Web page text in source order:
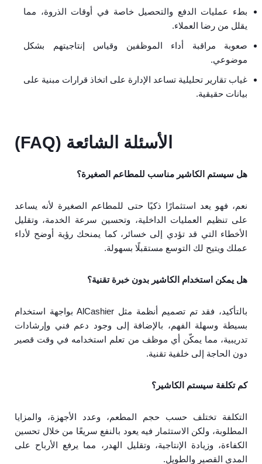
بطء عمليات الدفع والتحصيل خاصة في أوقات الذروة، مما
يقلل من رضا العملاء.
صعوبة مراقبة أداء الموظفين وقياس إنتاجيتهم بشكل
موضوعي.
غياب تقارير تحليلية تساعد الإدارة على اتخاذ قرارات مبنية على
بيانات حقيقية.
الأسئلة الشائعة (FAQ)
هل سيستم الكاشير مناسب للمطاعم الصغيرة؟
نعم، فهو يعد استثمارًا ذكيًا حتى للمطاعم الصغيرة لأنه يساعد
على تنظيم العمليات الداخلية، وتحسين سرعة الخدمة، وتقليل
الأخطاء التي قد تؤدي إلى خسائر، كما يمنحك رؤية أوضح لأداء
عملك ويتيح لك التوسع مستقبلًا بسهولة.
هل يمكن استخدام الكاشير بدون خبرة تقنية؟
بالتأكيد، فقد تم تصميم أنظمة مثل AlCashier بواجهة استخدام
بسيطة وسهلة الفهم، بالإضافة إلى وجود دعم فني وإرشادات
تدريبية، مما يمكّن أي موظف من تعلم استخدامه في وقت قصير
دون الحاجة إلى خلفية تقنية.
كم تكلفة سيستم الكاشير؟
التكلفة تختلف حسب حجم المطعم، وعدد الأجهزة، والمزايا
المطلوبة، ولكن الاستثمار فيه يعود بالنفع سريعًا من خلال تحسين
الكفاءة، وزيادة الإنتاجية، وتقليل الهدر، مما يرفع الأرباح على
المدى القصير والطويل.